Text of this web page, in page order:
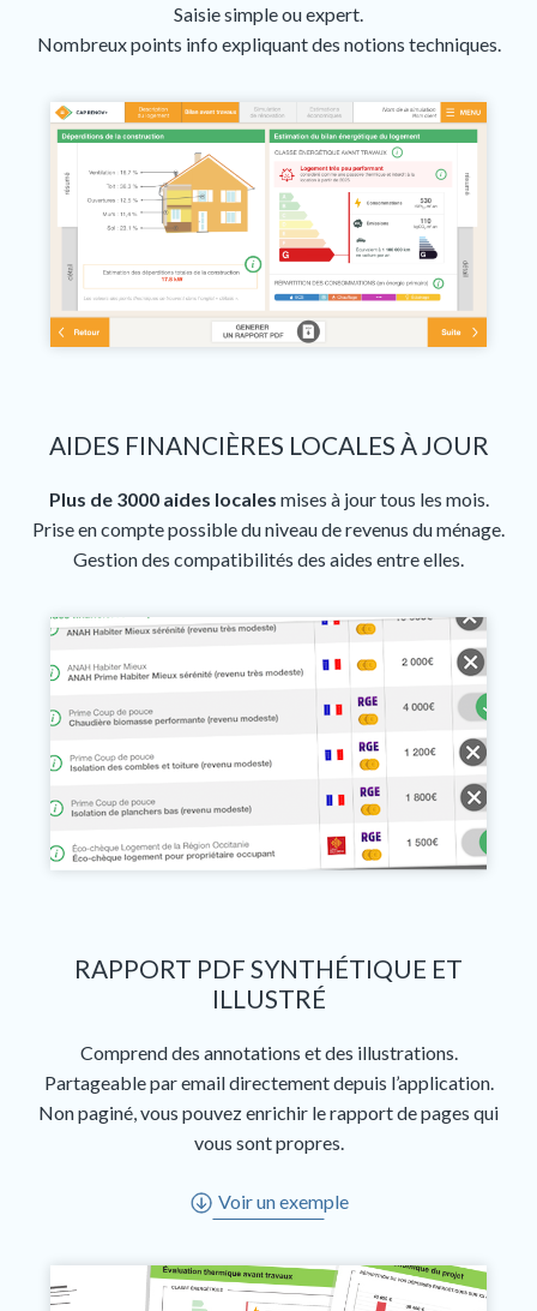
Saisie simple ou expert.
Nombreux points info expliquant des notions techniques.
AIDES FINANCIÈRES LOCALES À JOUR
Plus de 3000 aides locales mises à jour tous les mois.
Prise en compte possible du niveau de revenus du ménage.
Gestion des compatibilités des aides entre elles.
RAPPORT PDF SYNTHÉTIQUE ET
ILLUSTRÉ
Comprend des annotations et des illustrations.
Partageable par email directement depuis l’application.
Non paginé, vous pouvez enrichir le rapport de pages qui
vous sont propres.
Voir un exemple